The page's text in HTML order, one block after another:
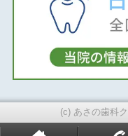
2018年04月
2018年02月
2018年01月
2017年12月
2017年10月
2017年09月
(c) あさの歯科